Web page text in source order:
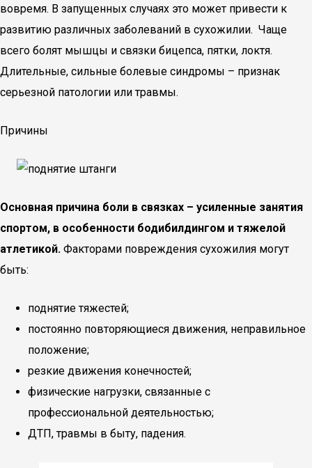
вовремя. В запущенных случаях это может привести к
развитию различных заболеваний в сухожилии. Чаще
всего болят мышцы и связки бицепса, пятки, локтя.
Длительные, сильные болевые синдромы – признак
серьезной патологии или травмы.
Причины
Основная причина боли в связках – усиленные занятия
спортом, в особенности бодибилдингом и тяжелой
атлетикой. Факторами повреждения сухожилия могут
быть:
поднятие тяжестей;
постоянно повторяющиеся движения, неправильное
положение;
резкие движения конечностей;
физические нагрузки, связанные с
профессиональной деятельностью;
ДТП, травмы в быту, падения.